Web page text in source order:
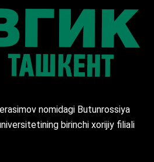
nomidagi Butunrossiya
birinchi xorijiy filiali